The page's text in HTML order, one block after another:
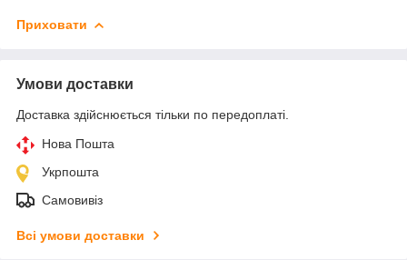
Приховати
Умови доставки
Доставка здійснюється тільки по передоплаті.
Нова Пошта
Укрпошта
Самовивіз
Всі умови доставки